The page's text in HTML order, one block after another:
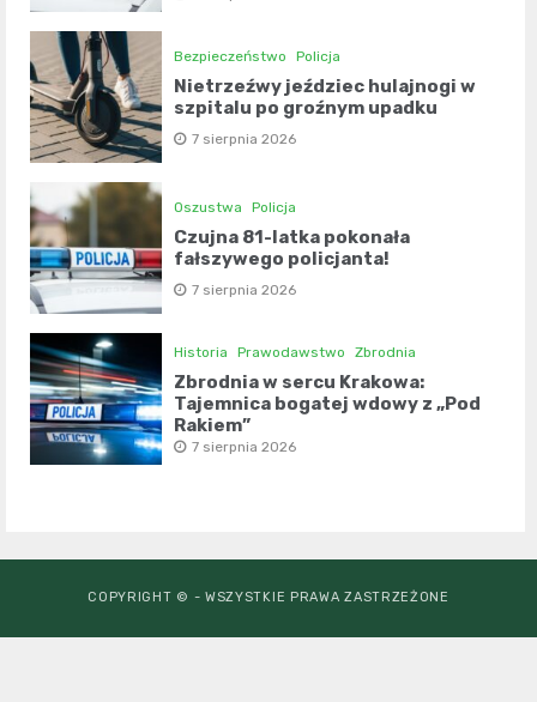
Bezpieczeństwo Policja
Nietrzeźwy jeździec hulajnogi w
szpitalu po groźnym upadku
7 sierpnia 2026
Oszustwa Policja
Czujna 81-latka pokonała
fałszywego policjanta!
7 sierpnia 2026
Historia Prawodawstwo Zbrodnia
Zbrodnia w sercu Krakowa:
Tajemnica bogatej wdowy z „Pod
Rakiem”
7 sierpnia 2026
COPYRIGHT © - WSZYSTKIE PRAWA ZASTRZEŻONE